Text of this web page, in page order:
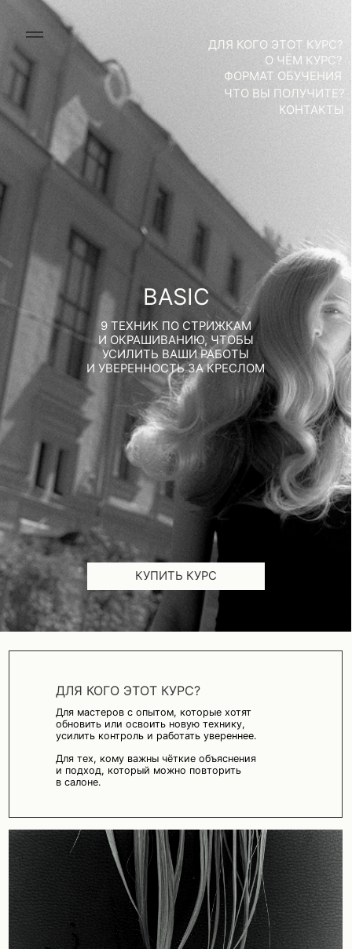
КУПИТЬ КУРС
BASIC
9 ТЕХНИК ПО СТРИЖКАМ
И ОКРАШИВАНИЮ, ЧТОБЫ
УСИЛИТЬ ВАШИ РАБОТЫ
И УВЕРЕННОСТЬ ЗА КРЕСЛОМ
ДЛЯ КОГО ЭТОТ КУРС?
О ЧЁМ КУРС?
ФОРМАТ ОБУЧЕНИЯ
ЧТО ВЫ ПОЛУЧИТЕ?
КОНТАКТЫ
ДЛЯ КОГО ЭТОТ КУРС?
Для мастеров с опытом, которые хотят
обновить или освоить новую технику,
ЭТОТ КУРС ДЛЯ ВАС, ЕСЛИ:
Вы хотите стричь и красить точнее
и разнообразнее;